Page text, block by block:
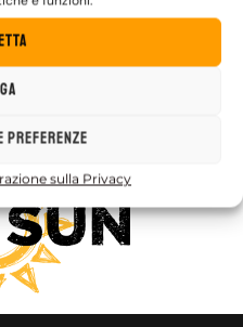
preferenze
sulla Privacy